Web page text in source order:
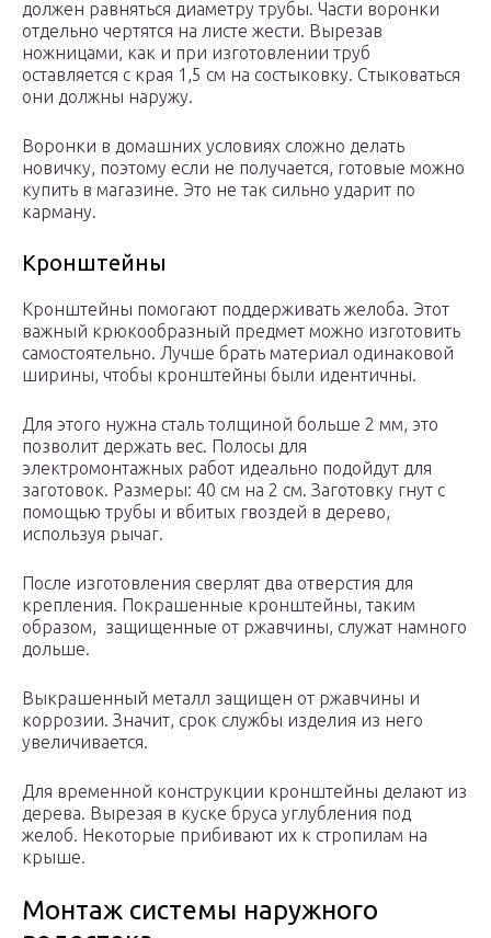
должен равняться диаметру трубы. Части воронки
отдельно чертятся на листе жести. Вырезав
ножницами, как и при изготовлении труб
оставляется с края 1,5 см на состыковку. Стыковаться
они должны наружу.
Воронки в домашних условиях сложно делать
новичку, поэтому если не получается, готовые можно
купить в магазине. Это не так сильно ударит по
карману.
Кронштейны
Кронштейны помогают поддерживать желоба. Этот
важный крюкообразный предмет можно изготовить
самостоятельно. Лучше брать материал одинаковой
ширины, чтобы кронштейны были идентичны.
Для этого нужна сталь толщиной больше 2 мм, это
позволит держать вес. Полосы для
электромонтажных работ идеально подойдут для
заготовок. Размеры: 40 см на 2 см. Заготовку гнут с
помощью трубы и вбитых гвоздей в дерево,
используя рычаг.
После изготовления сверлят два отверстия для
крепления. Покрашенные кронштейны, таким
образом, защищенные от ржавчины, служат намного
дольше.
Выкрашенный металл защищен от ржавчины и
коррозии. Значит, срок службы изделия из него
увеличивается.
Для временной конструкции кронштейны делают из
дерева. Вырезая в куске бруса углубления под
желоб. Некоторые прибивают их к стропилам на
крыше.
Монтаж системы наружного